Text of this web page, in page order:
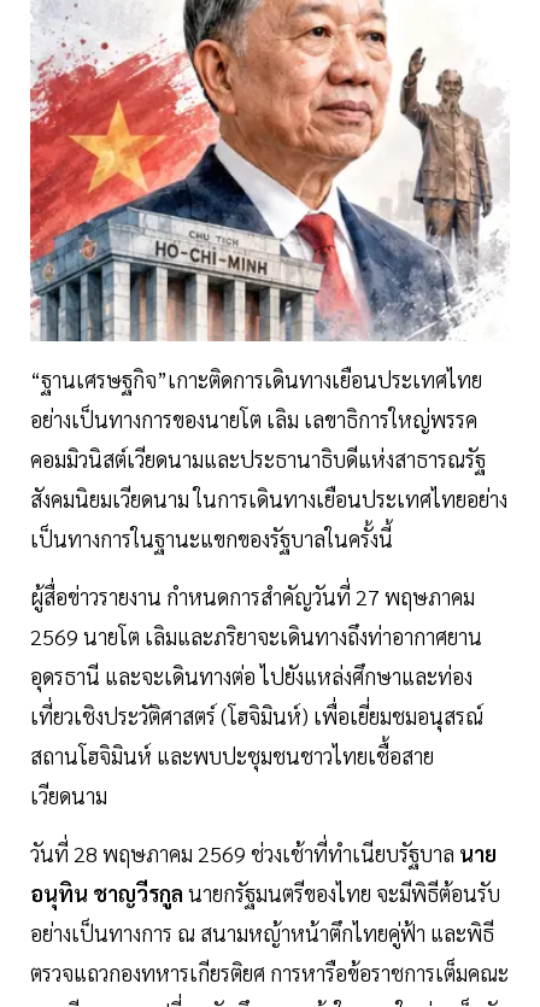
“ฐานเศรษฐกิจ”เกาะติดการเดินทางเยือนประเทศไทย
อย่างเป็นทางการของนายโต เลิม เลขาธิการใหญ่พรรค
คอมมิวนิสต์เวียดนามและประธานาธิบดีแห่งสาธารณรัฐ
สังคมนิยมเวียดนาม ในการเดินทางเยือนประเทศไทยอย่าง
เป็นทางการในฐานะแขกของรัฐบาลในครั้งนี้
ผู้สื่อข่าวรายงาน กำหนดการสำคัญวันที่ 27 พฤษภาคม
2569 นายโต เลิมและภริยาจะเดินทางถึงท่าอากาศยาน
อุดรธานี และจะเดินทางต่อ ไปยังแหล่งศึกษาและท่อง
เที่ยวเชิงประวัติศาสตร์ (โฮจิมินห์) เพื่อเยี่ยมชมอนุสรณ์
สถานโฮจิมินห์ และพบปะชุมชนชาวไทยเชื้อสาย
เวียดนาม
วันที่ 28 พฤษภาคม 2569 ช่วงเช้าที่ทำเนียบรัฐบาล นาย
อนุทิน ชาญวีรกูล นายกรัฐมนตรีของไทย จะมีพิธีต้อนรับ
อย่างเป็นทางการ ณ สนามหญ้าหน้าตึกไทยคู่ฟ้า และพิธี
ตรวจแถวกองทหารเกียรติยศ การหารือข้อราชการเต็มคณะ